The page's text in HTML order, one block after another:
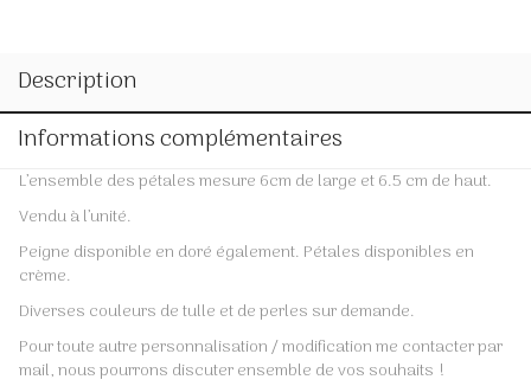
Description
Informations complémentaires
L’ensemble des pétales mesure 6cm de large et 6.5 cm de haut.
Vendu à l’unité.
Peigne disponible en doré également. Pétales disponibles en
crème.
Diverses couleurs de tulle et de perles sur demande.
Pour toute autre personnalisation / modification me contacter par
mail, nous pourrons discuter ensemble de vos souhaits !